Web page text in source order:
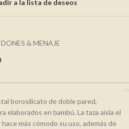
a la lista de deseos
& MENAJE
borosilicato de doble pared,
elaborados en bambú. La taza aísla el
más cómodo su uso, además de